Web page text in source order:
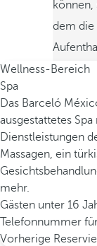
dem die
Wellness-Bereich
Spa
Das Barceló
ausgestattetes
Dienstleistungen
Massagen, ein
mehr.
Gästen unter 16
Telefonnummer
Vorherige